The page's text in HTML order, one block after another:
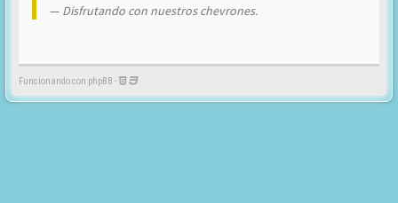
Disfrutando con nuestros chevrones.
Funcionando con phpBB -